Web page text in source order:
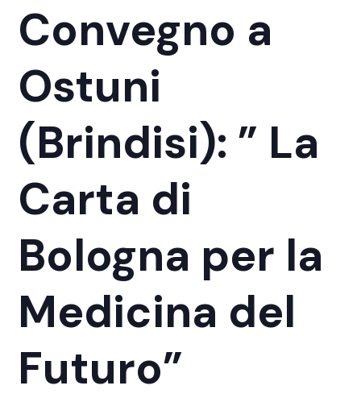
Convegno a
Ostuni
(Brindisi): ” La
Carta di
Bologna per la
Medicina del
Futuro”